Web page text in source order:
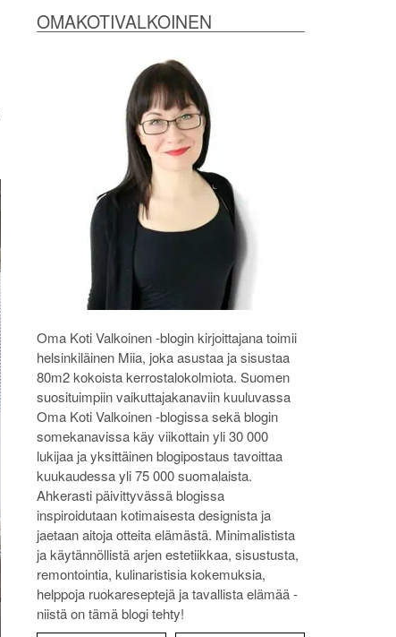
OMAKOTIVALKOINEN
Oma Koti Valkoinen -blogin kirjoittajana toimii
helsinkiläinen Miia, joka asustaa ja sisustaa
80m2 kokoista kerrostalokolmiota. Suomen
suosituimpiin vaikuttajakanaviin kuuluvassa
Oma Koti Valkoinen -blogissa sekä blogin
somekanavissa käy viikottain yli 30 000
lukijaa ja yksittäinen blogipostaus tavoittaa
kuukaudessa yli 75 000 suomalaista.
Ahkerasti päivittyvässä blogissa
inspiroidutaan kotimaisesta designista ja
jaetaan aitoja otteita elämästä. Minimalistista
ja käytännöllistä arjen estetiikkaa, sisustusta,
remontointia, kulinaristisia kokemuksia,
helppoja ruokareseptejä ja tavallista elämää -
niistä on tämä blogi tehty!